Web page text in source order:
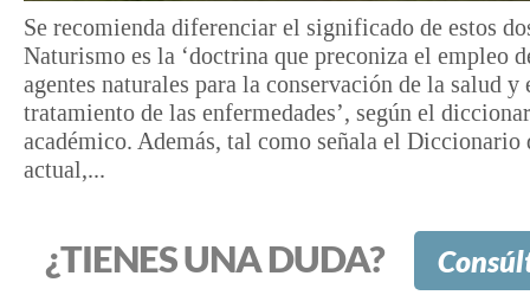
Se recomienda diferenciar el significado de estos
Naturismo es la ‘doctrina que preconiza el empleo
agentes naturales para la conservación de la salud y
tratamiento de las enfermedades’, según el
académico. Además, tal como señala el Diccionario
actual,...
¿TIENES UNA DUDA?